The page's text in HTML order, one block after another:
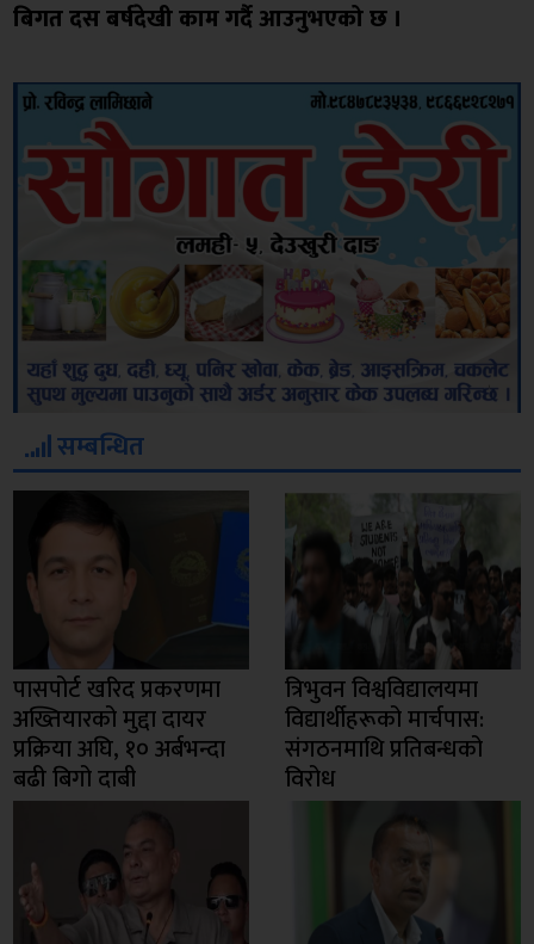
बिगत दस बर्षदेखी काम गर्दै आउनुभएको छ ।
सम्बन्धित
पासपोर्ट खरिद प्रकरणमा
अख्तियारको मुद्दा दायर
प्रक्रिया अघि, १० अर्बभन्दा
बढी बिगो दाबी
त्रिभुवन विश्वविद्यालयमा
विद्यार्थीहरूको मार्चपास:
संगठनमाथि प्रतिबन्धको
विरोध